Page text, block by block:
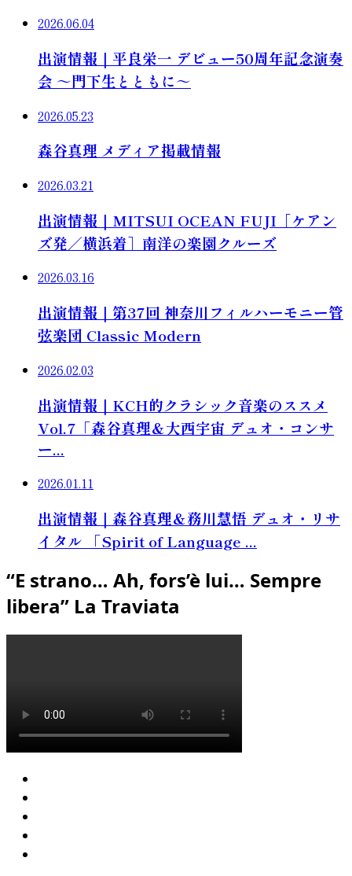
2026.06.04
出演情報｜平良栄一 デビュー50周年記念演奏
会 ～門下生とともに～
2026.05.23
森谷真理 メディア掲載情報
2026.03.21
出演情報｜MITSUI OCEAN FUJI［ケアン
ズ発／横浜着］南洋の楽園クルーズ
2026.03.16
出演情報｜第37回 神奈川フィルハーモニー管
弦楽団 Classic Modern
2026.02.03
出演情報｜KCH的クラシック音楽のススメ
Vol.7「森谷真理＆大西宇宙 デュオ・コンサ
ー...
2026.01.11
出演情報｜森谷真理＆務川慧悟 デュオ・リサ
イタル 「Spirit of Language ...
“E strano… Ah, fors’è lui… Sempre
libera” La Traviata